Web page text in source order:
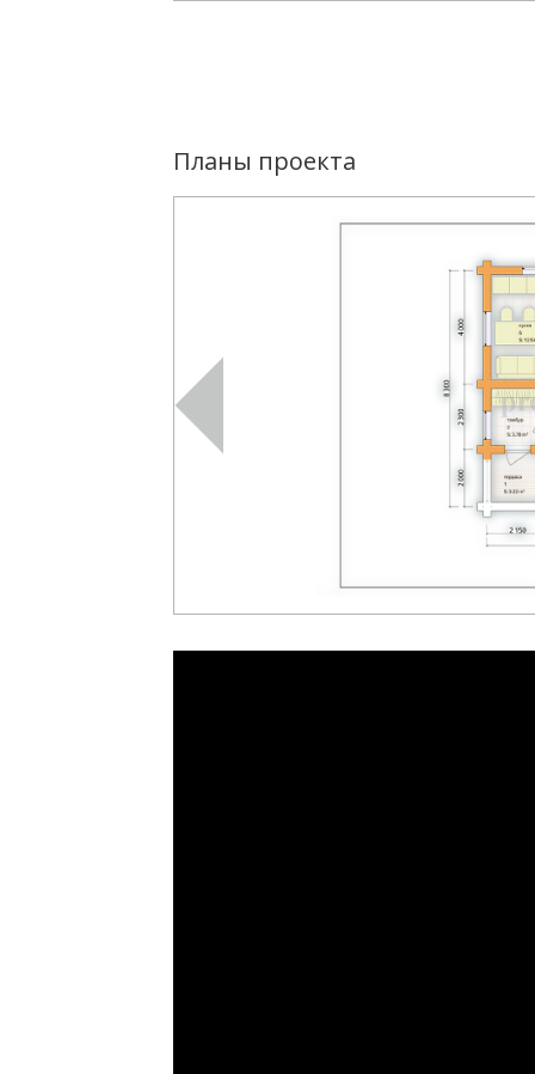
Планы проекта